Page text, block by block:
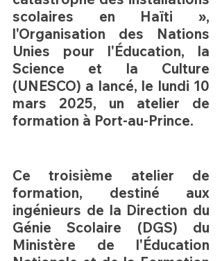
HPN Live
scolaires en Haïti »,
l'Organisation des Nations
Unies pour l'Éducation, la
Science et la Culture
(UNESCO) a lancé, le lundi 10
mars 2025, un atelier de
formation à Port-au-Prince.
Ce troisième atelier de
formation, destiné aux
ingénieurs de la Direction du
Génie Scolaire (DGS)
Ministère de l'Éducation